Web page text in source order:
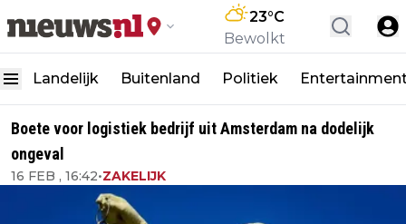
23°C
Bewolkt
Landelijk Buitenland Politiek
Boete voor logistiek bedrijf uit Amsterdam na dodelijk
ongeval
16 FEB , 16:42•ZAKELIJK